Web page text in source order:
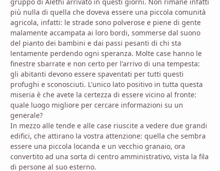
più nulla di quella che doveva essere una piccola comunità
agricola, infatti: le strade sono polverose e piene di gente
malamente accampata ai loro bordi, sommerse dal suono
del pianto dei bambini e dai passi pesanti di chi sta
lentamente perdendo ogni speranza. Molte case hanno le
finestre sbarrate e non certo per l'arrivo di una tempesta:
gli abitanti devono essere spaventati per tutti questi
profughi e sconosciuti. L'unico lato positivo in tutta questa
miseria è che avete la certezza di essere vicino al fronte:
quale luogo migliore per cercare informazioni su un
generale?
In mezzo alle tende e alle case riuscite a vedere due grandi
edifici, che attirano la vostra attenzione: quella che sembra
essere una piccola locanda e un vecchio granaio, ora
convertito ad una sorta di centro amministrativo, vista la fila
di persone al suo esterno.